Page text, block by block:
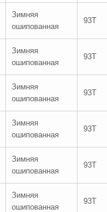
Зимняя
ошипованная
93T
Зимняя
ошипованная
93T
Зимняя
ошипованная
93T
Зимняя
ошипованная
93T
Зимняя
ошипованная
93T
Зимняя
ошипованная
93T